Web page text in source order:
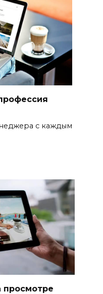
с каждым
просмотре